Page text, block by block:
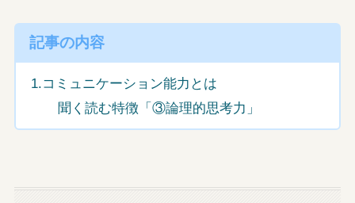
記事の内容
1.コミュニケーション能力とは
聞く読む特徴「③論理的思考力」